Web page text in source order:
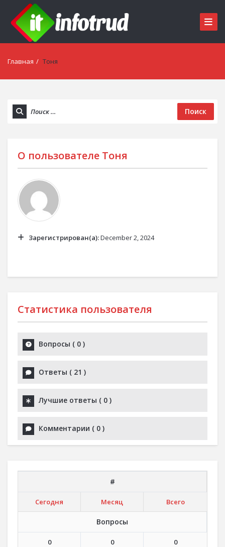
Главная / Тоня
Поиск
О пользователе Тоня
Зарегистрирован(а):December 2, 2024
Статистика пользователя
Вопросы ( 0 )
Ответы ( 21 )
Лучшие ответы ( 0 )
Комментарии ( 0 )
#
Сегодня Месяц Всего
Вопросы
0 0 0